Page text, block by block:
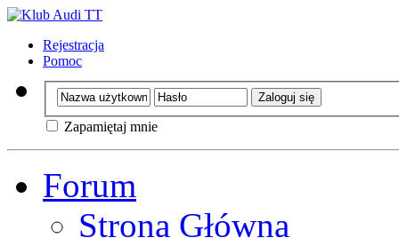
Rejestracja
Pomoc
Zapamiętaj mnie
Forum
Strona Główna